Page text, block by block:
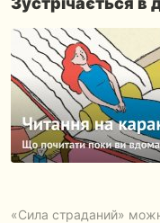
«Сила страданий»